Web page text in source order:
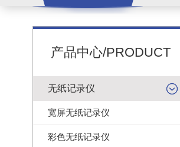
产品中心/PRODUCT
无纸记录仪
宽屏无纸记录仪
彩色无纸记录仪